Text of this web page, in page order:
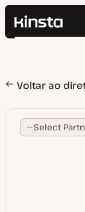
Kinsta®
Preços
Contato
Pesquisar
Voltar ao
Select